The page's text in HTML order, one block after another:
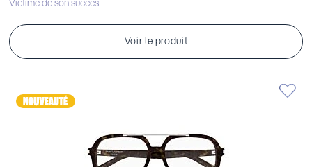
Victime de son succès
Voir le produit